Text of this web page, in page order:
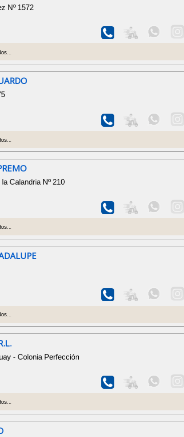
Nº 1572
Calandria Nº 210
- Colonia Perfección